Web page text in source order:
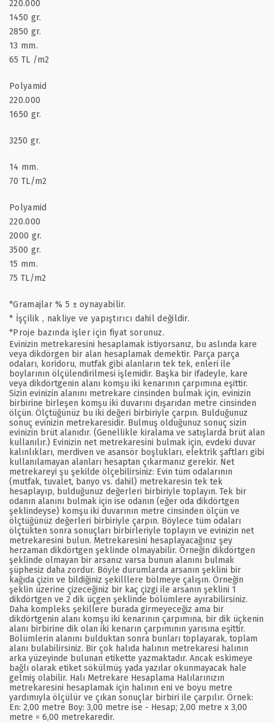
220.000
1450 gr.
2850 gr.
13 mm.
65 TL /m2
Polyamid
220.000
1650 gr.
3250 gr.
14 mm.
70 TL/m2
Polyamid
220.000
2000 gr.
3500 gr.
15 mm.
75 TL/m2
*Gramajlar % 5 ± oynayabilir.
* İşçilik , nakliye ve yapıştırıcı dahil değildir.
*Proje bazında işler için fiyat sorunuz.
Evinizin metrekaresini hesaplamak istiyorsanız, bu aslında kare
veya dikdörgen bir alan hesaplamak demektir. Parça parça
odaları, koridoru, mutfak gibi alanların tek tek, enleri ile
boylarının ölçülendirilmesi işlemidir. Başka bir ifadeyle, kare
veya dikdörtgenin alanı komşu iki kenarının çarpımına eşittir.
Sizin evinizin alanını metrekare cinsinden bulmak için, evinizin
birbirine birleşen komşu iki duvarını dışarıdan metre cinsinden
ölçün. Ölçtüğünüz bu iki değeri birbiriyle çarpın. Bulduğunuz
sonuç evinizin metrekaresidir. Bulmuş olduğunuz sonuç sizin
evinizin brüt alanıdır. (Genellikle kiralama ve satışlarda brüt alan
kullanılır.) Evinizin net metrekaresini bulmak için, evdeki duvar
kalınlıkları, merdiven ve asansör boşlukları, elektrik şaftları gibi
kullanılamayan alanları hesaptan çıkarmanız gerekir. Net
metrekareyi şu şekilde ölçebilirsiniz: Evin tüm odalarının
(mutfak, tuvalet, banyo vs. dahil) metrekaresin tek tek
hesaplayıp, bulduğunuz değerleri birbiriyle toplayın. Tek bir
odanın alanını bulmak için ise odanın (eğer oda dikdörtgen
şeklindeyse) komşu iki duvarının metre cinsinden ölçün ve
ölçtüğünüz değerleri birbiriyle çarpın. Böylece tüm odaları
ölçtükten sonra sonuçları birbirleriyle toplayın ve evinizin net
metrekaresini bulun. Metrekaresini hesaplayacağınız şey
herzaman dikdörtgen şeklinde olmayabilir. Örneğin dikdörtgen
şeklinde olmayan bir arsanız varsa bunun alanını bulmak
şüphesiz daha zordur. Böyle durumlarda arsanın şeklini bir
kağıda çizin ve bildiğiniz şekilllere bölmeye çalışın. Örneğin
şeklin üzerine çizeceğiniz bir kaç çizgi ile arsanın şeklini 1
dikdörtgen ve 2 dik üçgen şeklinde bölümlere ayırabilirsiniz.
Daha kompleks şekillere burada girmeyeceğiz ama bir
dikdörtgenin alanı komşu iki kenarının çarpımına, bir dik üçkenin
alanı birbirine dik olan iki kenarın çarpımının yarısına eşittir.
Bölümlerin alanını bulduktan sonra bunları toplayarak, toplam
alanı bulabilirsiniz. Bir çok halıda halının metrekaresi halının
arka yüzeyinde bulunan etikette yazmaktadır. Ancak eskimeye
bağlı olarak etiket sökülmüş yada yazılar okunmayacak hale
gelmiş olabilir. Halı Metrekare Hesaplama Halılarınızın
metrekaresini hesaplamak için halının eni ve boyu metre
yardımıyla ölçülür ve çıkan sonuçlar birbiri ile çarpılır. Örnek:
En: 2,00 metre Boy: 3,00 metre ise - Hesap; 2,00 metre x 3,00
metre = 6,00 metrekaredir.